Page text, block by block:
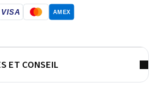
VISA AMEX
ET CONSEIL